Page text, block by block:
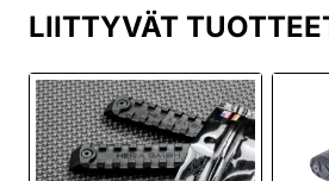
LIITTYVÄT